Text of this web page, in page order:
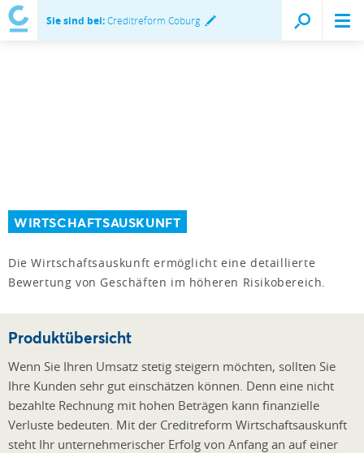
Sie sind bei:Creditreform Coburg
WIRTSCHAFTSAUSKUNFT
Die Wirtschaftsauskunft ermöglicht eine detaillierte
Bewertung von Geschäften im höheren Risikobereich.
Produktübersicht
Wenn Sie Ihren Umsatz stetig steigern möchten, sollten Sie
Ihre Kunden sehr gut einschätzen können. Denn eine nicht
bezahlte Rechnung mit hohen Beträgen kann finanzielle
Verluste bedeuten. Mit der Creditreform Wirtschaftsauskunft
steht Ihr unternehmerischer Erfolg von Anfang an auf einer